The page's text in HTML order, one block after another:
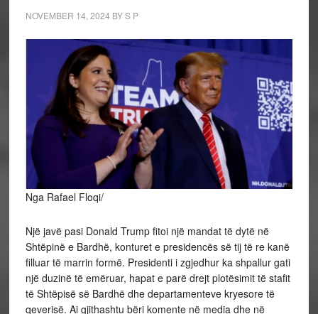
NOVEMBER 14, 2024 BYS P
Nga Rafael Floqi/
Një javë pasi Donald Trump fitoi një mandat të dytë në
Shtëpinë e Bardhë, konturet e presidencës së tij të re kanë
filluar të marrin formë. Presidenti i zgjedhur ka shpallur gati
një duzinë të emëruar, hapat e parë drejt plotësimit të stafit
të Shtëpisë së Bardhë dhe departamenteve kryesore të
qeverisë. Ai gjithashtu bëri komente në media dhe në